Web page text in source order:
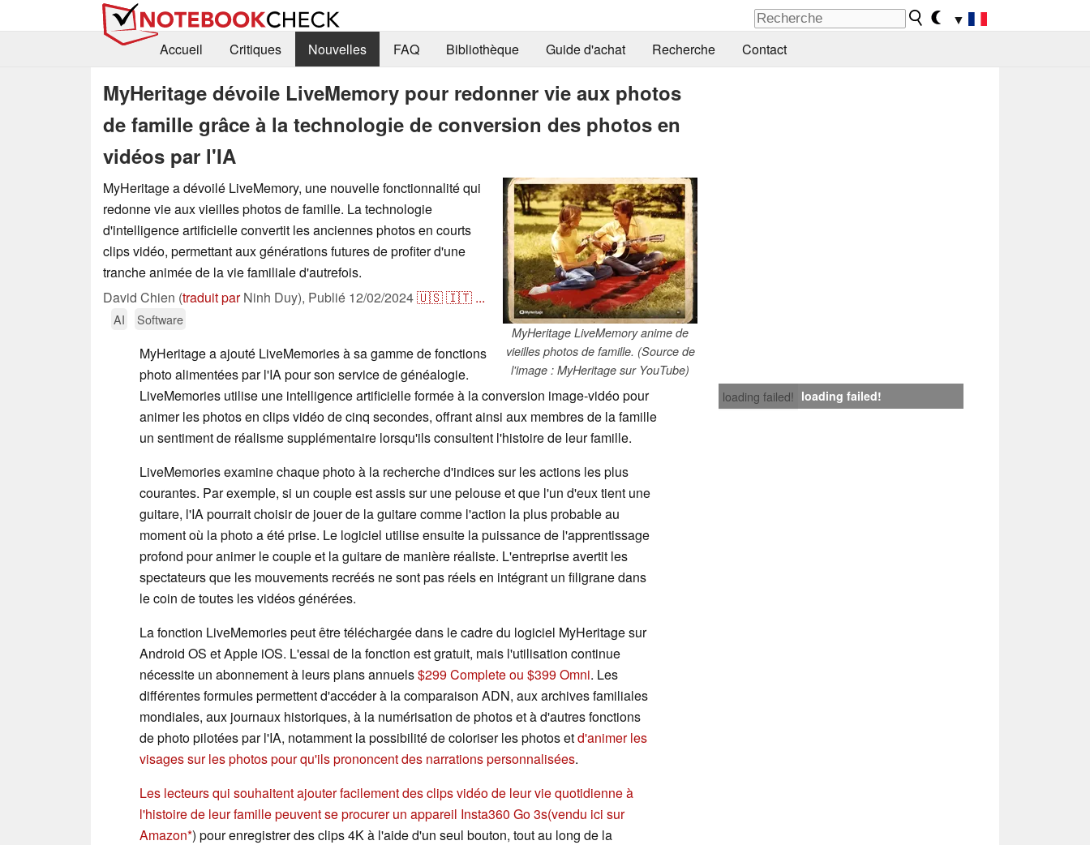
▼
Accueil
Critiques Nouvelles FAQ Bibliothèque Guide d'achat Recherche Contact
MyHeritage dévoile LiveMemory pour redonner vie aux photos
de famille grâce à la technologie de conversion des photos en
vidéos par l'IA
MyHeritage LiveMemory anime de
vieilles photos de famille. (Source de
l'image : MyHeritage sur YouTube)
MyHeritage a dévoilé LiveMemory, une nouvelle fonctionnalité qui
redonne vie aux vieilles photos de famille. La technologie
d'intelligence artificielle convertit les anciennes photos en courts
clips vidéo, permettant aux générations futures de profiter d'une
tranche animée de la vie familiale d'autrefois.
David Chien (traduit parNinh Duy), Publié 12/02/2024🇺🇸🇮🇹 ...
AI Software
loading failed! loading failed!
MyHeritage a ajouté LiveMemories à sa gamme de fonctions
photo alimentées par l'IA pour son service de généalogie.
LiveMemories utilise une intelligence artificielle formée à la conversion image-vidéo pour
animer les photos en clips vidéo de cinq secondes, offrant ainsi aux membres de la famille
un sentiment de réalisme supplémentaire lorsqu'ils consultent l'histoire de leur famille.
LiveMemories examine chaque photo à la recherche d'indices sur les actions les plus
courantes. Par exemple, si un couple est assis sur une pelouse et que l'un d'eux tient une
guitare, l'IA pourrait choisir de jouer de la guitare comme l'action la plus probable au
moment où la photo a été prise. Le logiciel utilise ensuite la puissance de l'apprentissage
profond pour animer le couple et la guitare de manière réaliste. L'entreprise avertit les
spectateurs que les mouvements recréés ne sont pas réels en intégrant un filigrane dans
le coin de toutes les vidéos générées.
La fonction LiveMemories peut être téléchargée dans le cadre du logiciel MyHeritage sur
Android OS et Apple iOS. L'essai de la fonction est gratuit, mais l'utilisation continue
nécessite un abonnement à leurs plans annuels$299 Complete ou $399 Omni. Les
différentes formules permettent d'accéder à la comparaison ADN, aux archives familiales
mondiales, aux journaux historiques, à la numérisation de photos et à d'autres fonctions
de photo pilotées par l'IA, notamment la possibilité de coloriser les photos etd'animer les
visages sur les photos pour qu'ils prononcent des narrations personnalisées.
Les lecteurs qui souhaitent ajouter facilement des clips vidéo de leur vie quotidienne à
l'histoire de leur famille peuvent se procurer un appareil Insta360 Go 3s(vendu ici sur
Amazon ) pour enregistrer des clips 4K à l'aide d'un seul bouton, tout au long de la